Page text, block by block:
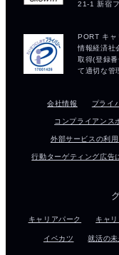
会社情報 プライ
コンプライアンス
外部サービスの利
行動ターゲティング広告